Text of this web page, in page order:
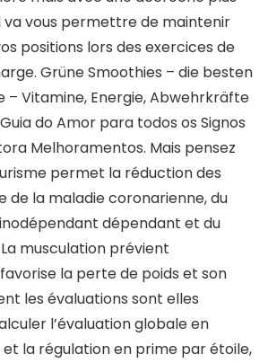
va vous permettre de maintenir
positions lors des exercices de
Grüne Smoothies – die besten
– Vitamine, Energie, Abwehrkräfte
do Amor para todos os Signos
Melhoramentos. Mais pensez
permet la réduction des
de la maladie coronarienne, du
dépendant et du
musculation prévient
la perte de poids et son
les évaluations sont elles
l’évaluation globale en
et la régulation en prime par étoile,